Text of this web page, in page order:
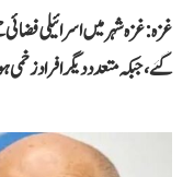
غزہ: غزہ شہر میں اسرائیلی
گئے، جبکہ متعدد دیگر افراد